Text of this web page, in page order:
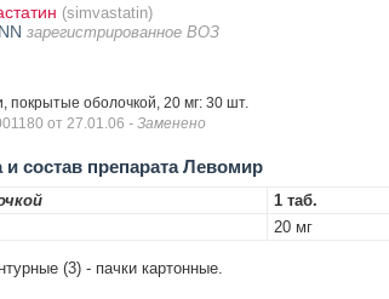
(simvastatin)
зарегистрированное ВОЗ
покрытые оболочкой, 20 мг: 30 шт.
от 27.01.06 - Заменено
состав препарата Левомир
1 таб.
20 мг
(3) - пачки картонные.